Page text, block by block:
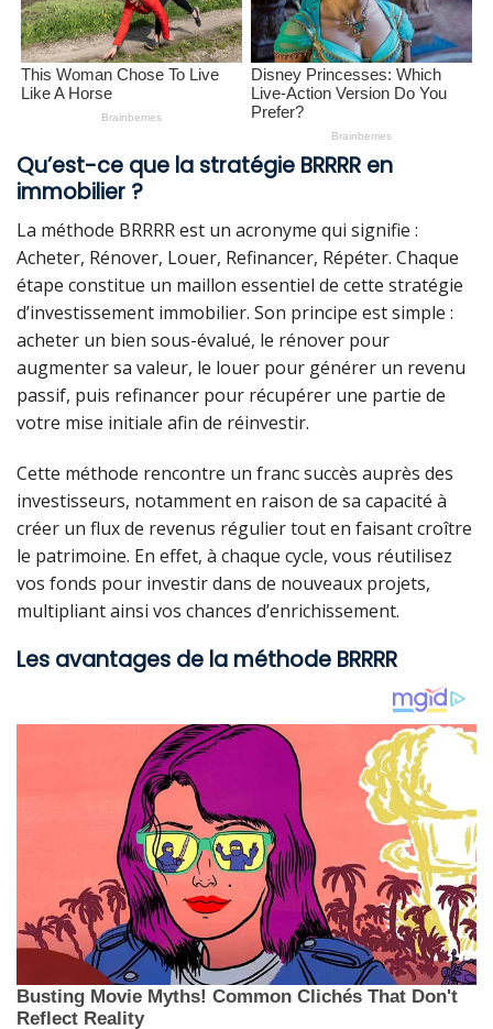
Qu’est-ce que la stratégie BRRRR en
immobilier ?
La méthode BRRRR est un acronyme qui signifie :
Acheter, Rénover, Louer, Refinancer, Répéter. Chaque
étape constitue un maillon essentiel de cette stratégie
d’investissement immobilier. Son principe est simple :
acheter un bien sous-évalué, le rénover pour
augmenter sa valeur, le louer pour générer un revenu
passif, puis refinancer pour récupérer une partie de
votre mise initiale afin de réinvestir.
Cette méthode rencontre un franc succès auprès des
investisseurs, notamment en raison de sa capacité à
créer un flux de revenus régulier tout en faisant croître
le patrimoine. En effet, à chaque cycle, vous réutilisez
vos fonds pour investir dans de nouveaux projets,
multipliant ainsi vos chances d’enrichissement.
Les avantages de la méthode BRRRR